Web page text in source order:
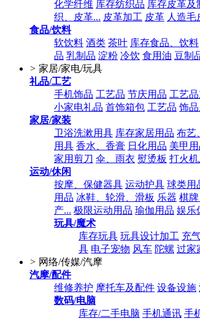
化学纤维 库存纺织品 库存皮革及
织、皮革... 皮革加工 皮革 人造毛
食品/饮料
软饮料 酒类 茶叶 库存食品、饮料
品 乳制品 淀粉 冷饮 食用油 豆制
> 家居/家电/玩具
礼品/工艺
手机饰品 工艺品 节庆用品 工艺
小家电礼品 首饰箱包 工艺品 饰
家居/家装
卫浴洗漱用具 库存家居用品 布艺
用具 香水、香膏 日化用品 美甲
家用剪刀 伞、雨衣 熨烫板 打火
运动/休闲
按摩、保健器具 运动护具 球类用
用品 冰鞋、轮滑、滑板 乐器 棋
产... 极限运动用品 瑜伽用品 娱乐
玩具/魔术
库存玩具 玩具设计加工 充
具 电子宠物 风车 陀螺 过家
> 网络/传媒/汽摩
汽摩/配件
维修养护 摩托车及配件 设备设施
数码/电脑
库存/二手电脑 手机通讯 手